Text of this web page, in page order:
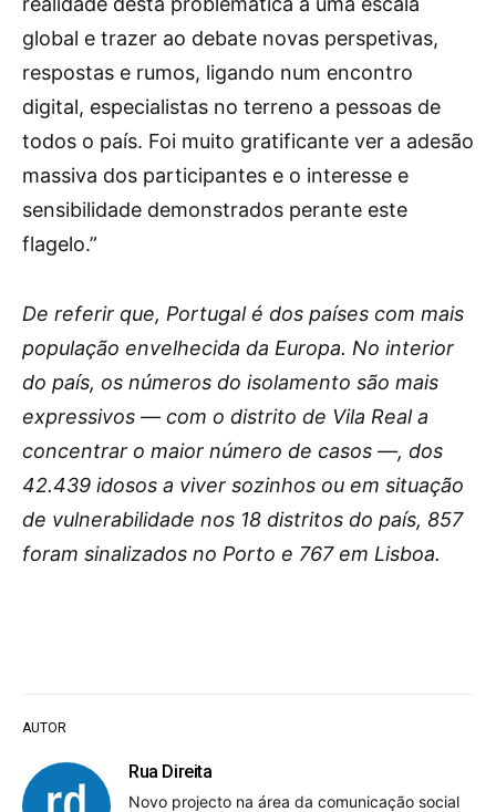
AUTOR
Rua Direita
Novo projecto na área da comunicação social
global e trazer ao debate novas perspetivas,
respostas e rumos, ligando num encontro
digital, especialistas no terreno a pessoas de
todos o país. Foi muito gratificante ver a adesão
massiva dos participantes e o interesse e
sensibilidade demonstrados perante este
flagelo.”
De referir que, Portugal é dos países com mais
população envelhecida da Europa. No interior
do país, os números do isolamento são mais
expressivos — com o distrito de Vila Real a
concentrar o maior número de casos —, dos
42.439 idosos a viver sozinhos ou em situação
de vulnerabilidade nos 18 distritos do país, 857
foram sinalizados no Porto e 767 em Lisboa.